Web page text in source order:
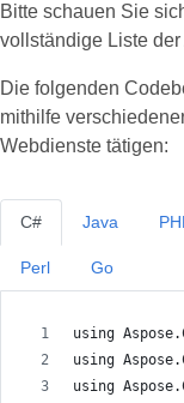
Bitte schauen Sie
vollständige Liste
Die folgenden
mithilfe
Webdienste tätigen:
C#
using
using
using
Java
Perl Go